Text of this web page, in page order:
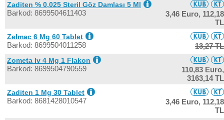
Zaditen % 0,025 Steril Göz Damlası 5 Ml
Barkod: 8699504611403 3,46 Euro, 112,18
TL
Zelmac 6 Mg 60 Tablet
Barkod: 8699504011258 13,27 TL
Zometa Iv 4 Mg 1 Flakon
Barkod: 8699504790559
110,83 Euro,
3163,14 TL
Zaditen 1 Mg 30 Tablet
Barkod: 8681428010547 3,46 Euro, 112,18
TL